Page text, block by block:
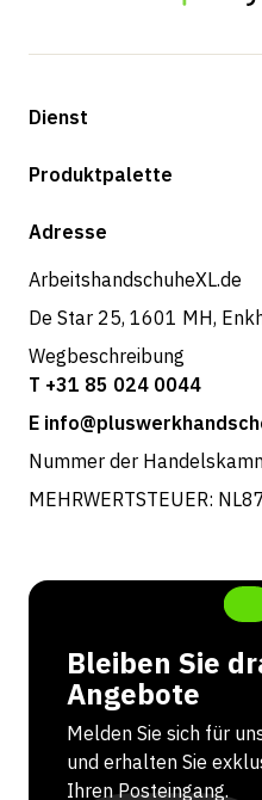
Dienst
Zahlungsmöglichkeiten
Rücksendungen und Service
Produktpalette
Shop
Adresse
ArbeitshandschuheXL.de
De Star 25, 1601 MH,
Wegbeschreibung
T +31 85 024 0044
E
Nummer der
MEHRWERTSTEUER:
Bleiben Sie
Angebote
Melden Sie sich für
und erhalten Sie
Ihren Posteingang.